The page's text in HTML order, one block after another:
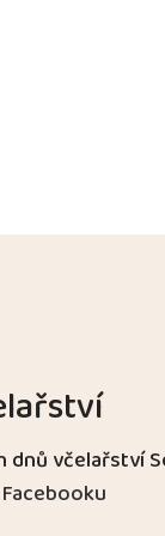
dnů včelařství
Facebooku